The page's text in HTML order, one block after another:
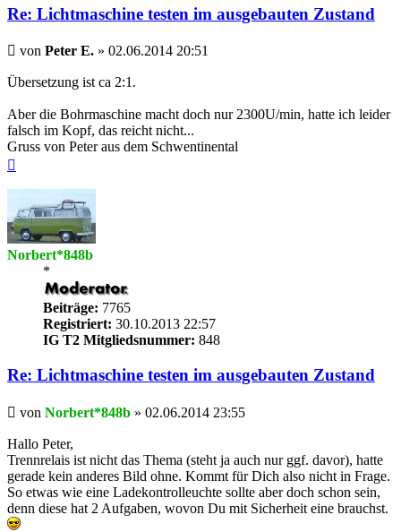
Re: Lichtmaschine testen im ausgebauten Zustand
Beitrag
von Peter E. » 02.06.2014 20:51
Übersetzung ist ca 2:1.
Aber die Bohrmaschine macht doch nur 2300U/min, hatte ich leider
falsch im Kopf, das reicht nicht...
Gruss von Peter aus dem Schwentinental
Norbert*848b
*
Beiträge: 7765
Registriert: 30.10.2013 22:57
IG T2 Mitgliedsnummer: 848
Re: Lichtmaschine testen im ausgebauten Zustand
Beitrag
von Norbert*848b » 02.06.2014 23:55
Hallo Peter,
Trennrelais ist nicht das Thema (steht ja auch nur ggf. davor), hatte
gerade kein anderes Bild ohne. Kommt für Dich also nicht in Frage.
So etwas wie eine Ladekontrolleuchte sollte aber doch schon sein,
denn diese hat 2 Aufgaben, wovon Du mit Sicherheit eine brauchst.